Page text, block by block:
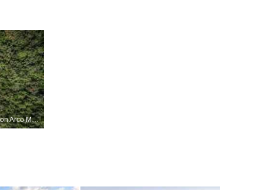
Strand von Arco Magno, Kalabrien, Italien